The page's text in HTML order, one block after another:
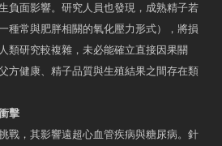
負面影響。研究人員也發現，成熟精子若
種常與肥胖相關的氧化壓力形式），將損
類研究較複雜，未必能確立直接因果關
方健康、精子品質與生殖結果之間存在類
擊
戰，其影響遠超心血管疾病與糖尿病。針